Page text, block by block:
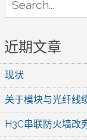
for:
近期文章
现状
关于模块与光纤线
H3C串联防火墙改